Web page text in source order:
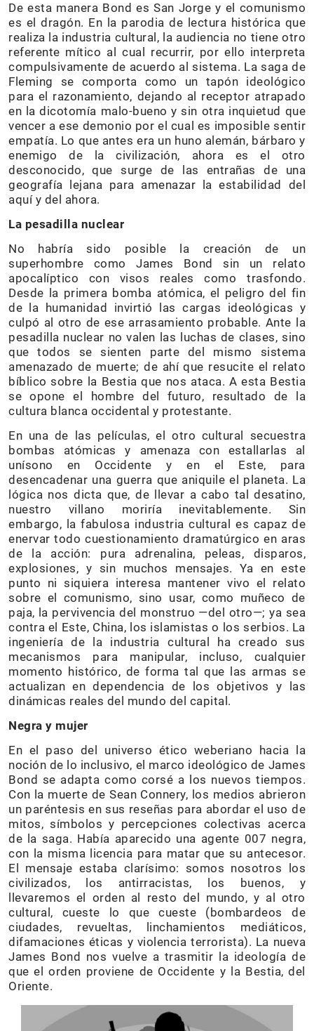
De esta manera Bond es San Jorge y el comunismo
es el dragón. En la parodia de lectura histórica que
realiza la industria cultural, la audiencia no tiene otro
referente mítico al cual recurrir, por ello interpreta
compulsivamente de acuerdo al sistema. La saga de
Fleming se comporta como un tapón ideológico
para el razonamiento, dejando al receptor atrapado
en la dicotomía malo-bueno y sin otra inquietud que
vencer a ese demonio por el cual es imposible sentir
empatía. Lo que antes era un huno alemán, bárbaro y
enemigo de la civilización, ahora es el otro
desconocido, que surge de las entrañas de una
geografía lejana para amenazar la estabilidad del
aquí y del ahora.
La pesadilla nuclear
No habría sido posible la creación de un
superhombre como James Bond sin un relato
apocalíptico con visos reales como trasfondo.
Desde la primera bomba atómica, el peligro del fin
de la humanidad invirtió las cargas ideológicas y
culpó al otro de ese arrasamiento probable. Ante la
pesadilla nuclear no valen las luchas de clases, sino
que todos se sienten parte del mismo sistema
amenazado de muerte; de ahí que resucite el relato
bíblico sobre la Bestia que nos ataca. A esta Bestia
se opone el hombre del futuro, resultado de la
cultura blanca occidental y protestante.
En una de las películas, el otro cultural secuestra
bombas atómicas y amenaza con estallarlas al
unísono en Occidente y en el Este, para
desencadenar una guerra que aniquile el planeta. La
lógica nos dicta que, de llevar a cabo tal desatino,
nuestro villano moriría inevitablemente. Sin
embargo, la fabulosa industria cultural es capaz de
enervar todo cuestionamiento dramatúrgico en aras
de la acción: pura adrenalina, peleas, disparos,
explosiones, y sin muchos mensajes. Ya en este
punto ni siquiera interesa mantener vivo el relato
sobre el comunismo, sino usar, como muñeco de
paja, la pervivencia del monstruo —del otro—; ya sea
contra el Este, China, los islamistas o los serbios. La
ingeniería de la industria cultural ha creado sus
mecanismos para manipular, incluso, cualquier
momento histórico, de forma tal que las armas se
actualizan en dependencia de los objetivos y las
dinámicas reales del mundo del capital.
Negra y mujer
En el paso del universo ético weberiano hacia la
noción de lo inclusivo, el marco ideológico de James
Bond se adapta como corsé a los nuevos tiempos.
Con la muerte de Sean Connery, los medios abrieron
un paréntesis en sus reseñas para abordar el uso de
mitos, símbolos y percepciones colectivas acerca
de la saga. Había aparecido una agente 007 negra,
con la misma licencia para matar que su antecesor.
El mensaje estaba clarísimo: somos nosotros los
civilizados, los antirracistas, los buenos, y
llevaremos el orden al resto del mundo, y al otro
cultural, cueste lo que cueste (bombardeos de
ciudades, revueltas, linchamientos mediáticos,
difamaciones éticas y violencia terrorista). La nueva
James Bond nos vuelve a trasmitir la ideología de
que el orden proviene de Occidente y la Bestia, del
Oriente.